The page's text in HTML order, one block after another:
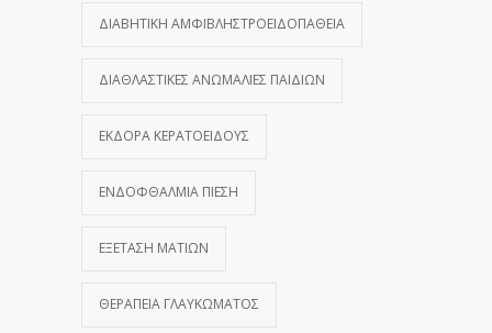
ΔΙΑΒΗΤΙΚΉ ΑΜΦΙΒΛΗΣΤΡΟΕΙΔΟΠΆΘΕΙΑ
ΔΙΑΘΛΑΣΤΙΚΈΣ ΑΝΩΜΑΛΊΕΣ ΠΑΙΔΙΏΝ
ΕΚΔΟΡΆ ΚΕΡΑΤΟΕΙΔΟΎΣ
ΕΝΔΟΦΘΆΛΜΙΑ ΠΊΕΣΗ
ΕΞΈΤΑΣΗ ΜΑΤΙΏΝ
ΘΕΡΑΠΕΊΑ ΓΛΑΥΚΏΜΑΤΟΣ